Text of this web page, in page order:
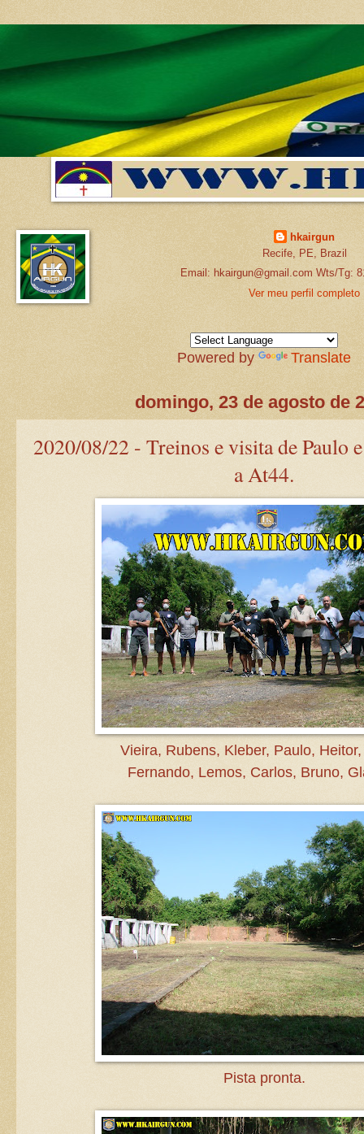
hkairgun
Recife, PE, Brazil
Email: hkairgun@gmail.com Wts/Tg:
Ver meu perfil completo
Powered by Translate
domingo, 23 de agosto de
2020/08/22 - Treinos e visita de Paulo
a At44.
Vieira, Rubens, Kleber, Paulo,
Fernando, Lemos, Carlos, Bruno,
Pista pronta.